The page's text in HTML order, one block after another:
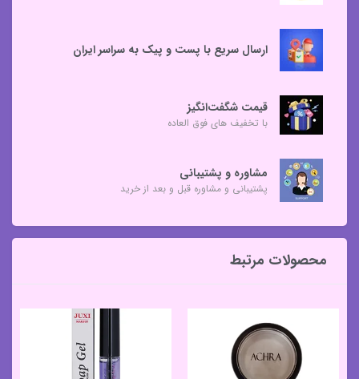
ارسال سریع با پست و پیک به سراسر ایران
قیمت شگفت‌انگیز
با تخفیف های فوق العاده
مشاوره و پشتیبانی
پشتیبانی و مشاوره قبل و بعد از خرید
محصولات مرتبط